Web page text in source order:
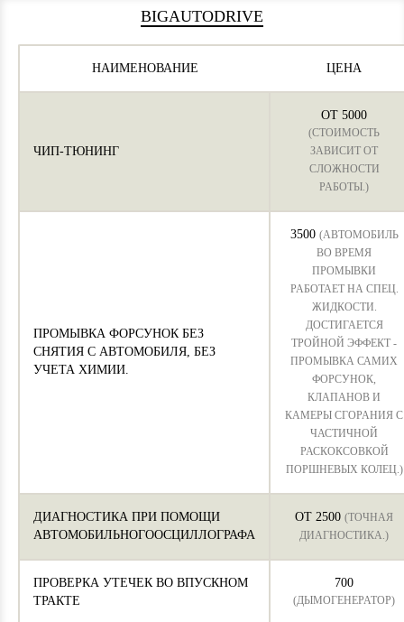
BIGAUTODRIVE
НАИМЕНОВАНИЕ ЦЕНА
ЧИП-ТЮНИНГ
ОТ 5000
(СТОИМОСТЬ
ЗАВИСИТ ОТ
СЛОЖНОСТИ
РАБОТЫ.)
ПРОМЫВКА ФОРСУНОК БЕЗ
СНЯТИЯ С АВТОМОБИЛЯ, БЕЗ
УЧЕТА ХИМИИ.
3500 (АВТОМОБИЛЬ
ВО ВРЕМЯ
ПРОМЫВКИ
РАБОТАЕТ НА СПЕЦ.
ЖИДКОСТИ.
ДОСТИГАЕТСЯ
ТРОЙНОЙ ЭФФЕКТ -
ПРОМЫВКА САМИХ
ФОРСУНОК,
КЛАПАНОВ И
КАМЕРЫ СГОРАНИЯ С
ЧАСТИЧНОЙ
РАСКОКСОВКОЙ
ПОРШНЕВЫХ КОЛЕЦ.)
ДИАГНОСТИКА ПРИ ПОМОЩИ
АВТОМОБИЛЬНОГООСЦИЛЛОГРАФА
ОТ 2500 (ТОЧНАЯ
ДИАГНОСТИКА.)
ПРОВЕРКА УТЕЧЕК ВО ВПУСКНОМ
ТРАКТЕ
700
(ДЫМОГЕНЕРАТОР)